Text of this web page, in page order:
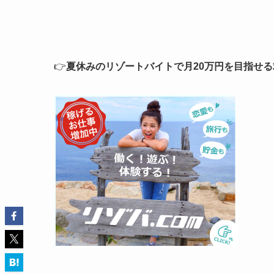
👉夏休みのリゾートバイトで月20万円を目指せ